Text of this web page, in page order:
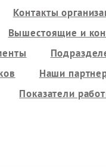
Контакты
Вышестоящие и
Наши
Показатели